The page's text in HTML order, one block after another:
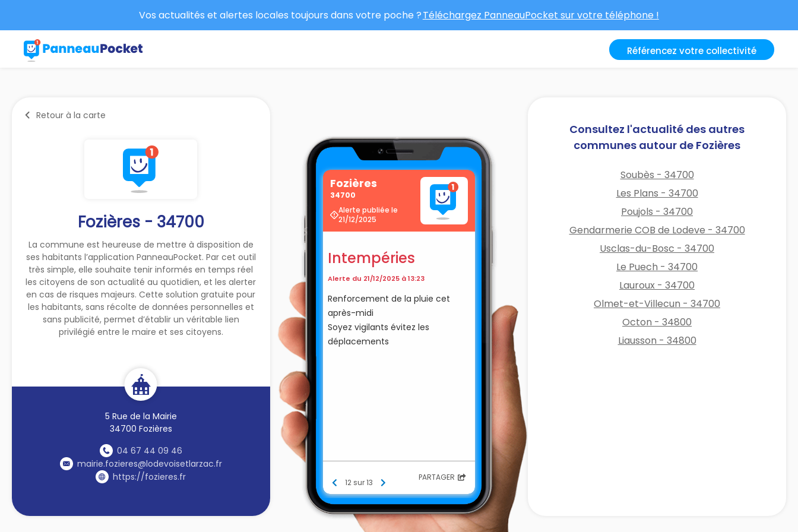
Vos actualités et alertes locales toujours dans votre poche ?Téléchargez PanneauPocket sur votre téléphone !
Référencez votre collectivité
Retour à la carte
Fozières - 34700
La commune est heureuse de mettre à disposition de
ses habitants l’application PanneauPocket. Par cet outil
très simple, elle souhaite tenir informés en temps réel
les citoyens de son actualité au quotidien, et les alerter
en cas de risques majeurs. Cette solution gratuite pour
les habitants, sans récolte de données personnelles et
sans publicité, permet d’établir un véritable lien
privilégié entre le maire et ses citoyens.
5 Rue de la Mairie
34700 Fozières
04 67 44 09 46
mairie.fozieres@lodevoisetlarzac.fr
https://fozieres.fr
Fozières
34700
Alerte publiée le
21/12/2025
Intempéries
Alerte du 21/12/2025 à 13:23
Renforcement de la pluie cet
après-midi
Soyez vigilants évitez les
déplacements
12 sur 13 PARTAGER
Consultez l'actualité des autres
communes autour de Fozières
Soubès - 34700
Les Plans - 34700
Poujols - 34700
Gendarmerie COB de Lodeve - 34700
Usclas-du-Bosc - 34700
Le Puech - 34700
Lauroux - 34700
Olmet-et-Villecun - 34700
Octon - 34800
Liausson - 34800